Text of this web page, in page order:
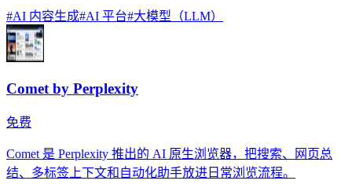
#AI 内容生成#AI 平台#大模型（LLM）
Comet by Perplexity
免费
Comet 是 Perplexity 推出的 AI 原生浏览器，把搜索、网页总
结、多标签上下文和自动化助手放进日常浏览流程。